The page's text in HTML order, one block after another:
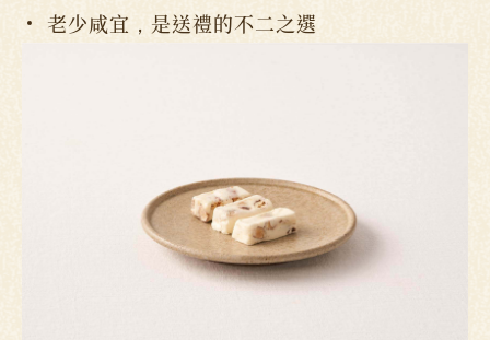
老少咸宜，是送禮的不二之選